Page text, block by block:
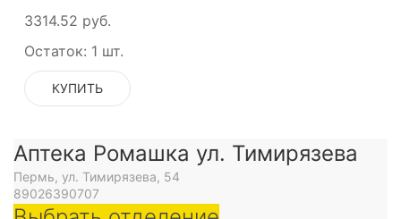
3314.52 руб.
Остаток: 1 шт.
КУПИТЬ
Аптека Ромашка ул. Тимирязева
Пермь, ул. Тимирязева, 54
89026390707